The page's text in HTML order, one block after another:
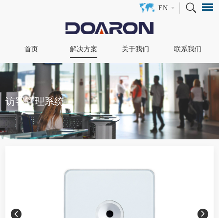
EN
首页 解决方案 关于我们 联系我们
访客管理系统